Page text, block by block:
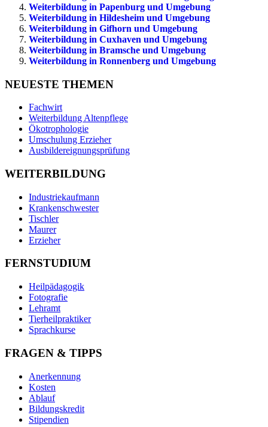
Weiterbildung in Papenburg und Umgebung
Weiterbildung in Hildesheim und Umgebung
Weiterbildung in Gifhorn und Umgebung
Weiterbildung in Cuxhaven und Umgebung
Weiterbildung in Bramsche und Umgebung
Weiterbildung in Ronnenberg und Umgebung
NEUESTE THEMEN
Fachwirt
Weiterbildung Altenpflege
Ökotrophologie
Umschulung Erzieher
Ausbildereignungsprüfung
WEITERBILDUNG
Industriekaufmann
Krankenschwester
Tischler
Maurer
Erzieher
FERNSTUDIUM
Heilpädagogik
Fotografie
Lehramt
Tierheilpraktiker
Sprachkurse
FRAGEN & TIPPS
Anerkennung
Kosten
Ablauf
Bildungskredit
Stipendien